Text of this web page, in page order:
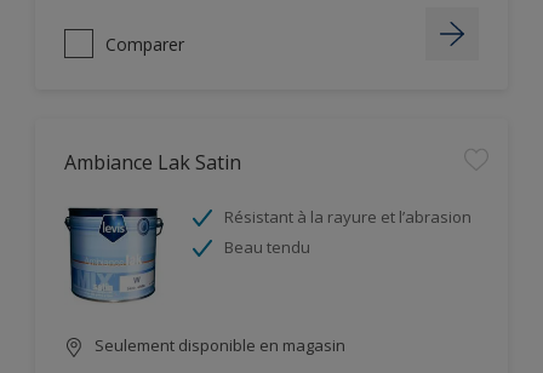
Comparer
Ambiance Lak Satin
Résistant à la rayure et l’abrasion
Beau tendu
Seulement disponible en magasin